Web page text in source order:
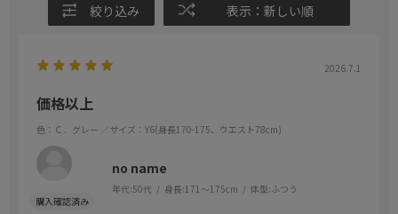
絞り込み 表示：新しい順
2026.7.1
価格以上
色：Ｃ．グレー ／サイズ：Y6(身長170-175、ウエスト78cm)
no name
年代:50代 身長:171～175cm 体型:ふつう